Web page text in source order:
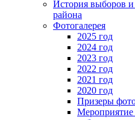
История выборов
района
Фотогалерея
2025 год
2024 год
2023 год
2022 год
2021 год
2020 год
Призеры
Мероприятие